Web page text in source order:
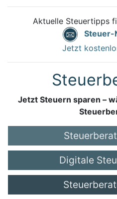
Aktuelle Steuertipps
Steuer-
Jetzt
Jetzt Steuern sparen –
Digitale